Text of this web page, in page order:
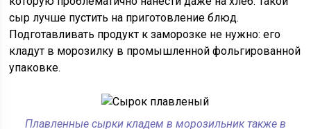
сыр лучше пустить на приготовление блюд.
Подготавливать продукт к заморозке не нужно: его
кладут в морозилку в промышленной фольгированной
упаковке.
Плавленные сырки кладем в морозильник также в